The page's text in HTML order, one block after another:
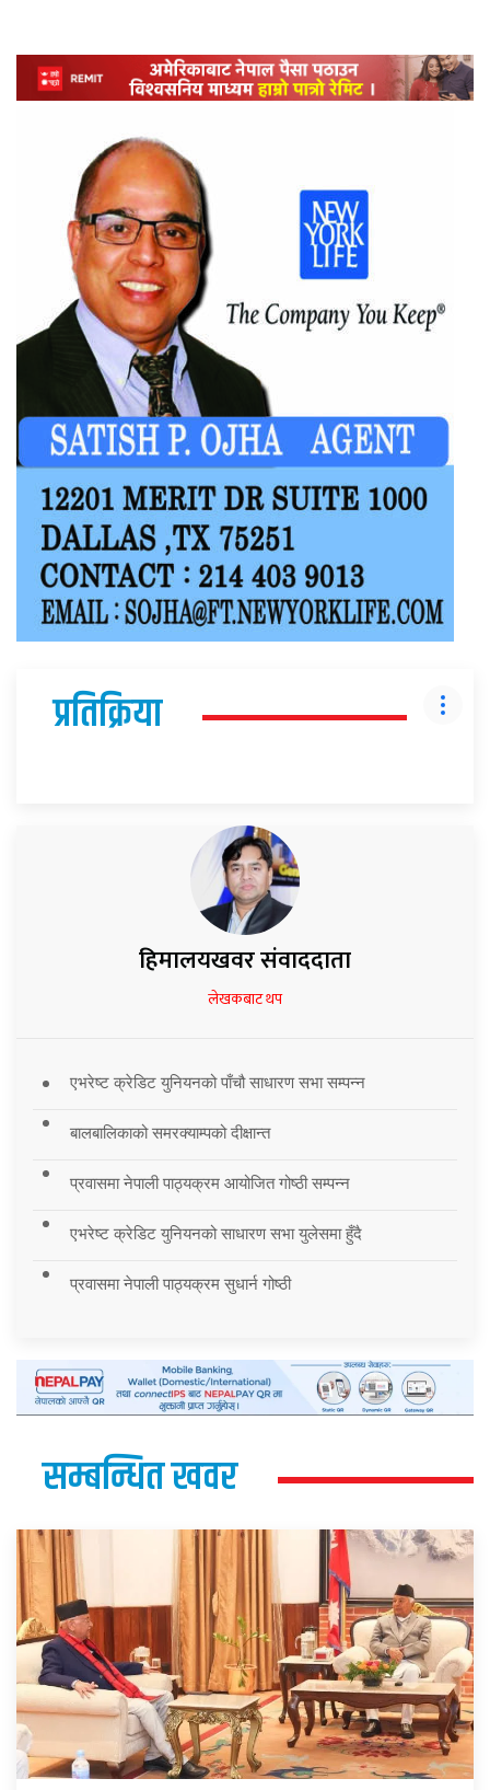
प्रतिक्रिया
हिमालयखवर संवाददाता
लेखकबाट थप
एभरेष्ट क्रेडिट युनियनको पाँचौ साधारण सभा सम्पन्न
बालबालिकाको समरक्याम्पको दीक्षान्त
प्रवासमा नेपाली पाठ्यक्रम आयोजित गोष्ठी सम्पन्न
एभरेष्ट क्रेडिट युनियनको साधारण सभा युलेसमा हुँदै
प्रवासमा नेपाली पाठ्यक्रम सुधार्न गोष्ठी
सम्बन्धित खवर